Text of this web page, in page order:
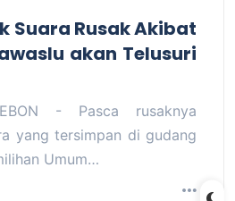
Suara Rusak Akibat
akan Telusuri
- Pasca rusaknya
yang tersimpan di gudang
Umum…